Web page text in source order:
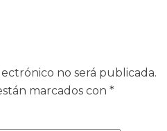
no será publicada.
marcados con *